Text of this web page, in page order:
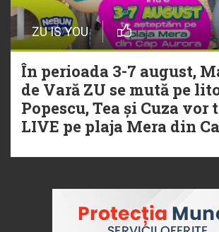
ZU IS YOU
În perioada 3-7 august,
de Vară ZU se mută pe
Popescu, Tea și Cuza
LIVE pe plaja Mera din